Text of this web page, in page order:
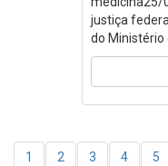
justiça
do Ministério
1 2 3 4 5